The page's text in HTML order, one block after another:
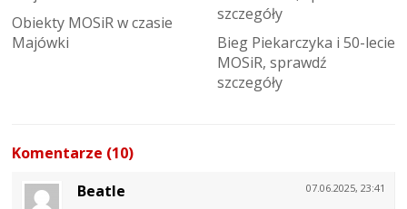
Obiekty MOSiR w czasie
Majówki
Bieg Piekarczyka i 50-lecie
MOSiR, sprawdź
szczegóły
Komentarze (10)
07.06.2025, 23:41
Beatle